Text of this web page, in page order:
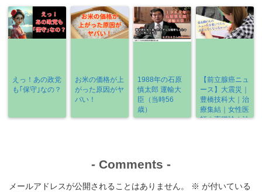
えっ！あの政党
も｢保守｣なの？
お米の価格が上
がった原因がヤ
バい！
1988年の石原
慎太郎 運輸大
臣（当時56
歳）
【前立腺癌ニュ
ース】大震災｜
豊橋技科大｜治
療集結｜女性医
師｜直腸診｜治
- Comments -
メールアドレスが公開されることはありません。 ※ が付いている